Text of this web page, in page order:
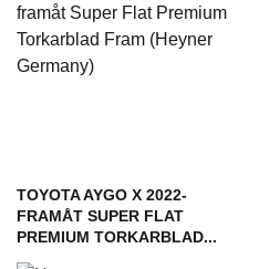
TOYOTA AYGO X 2022-
FRAMÅT SUPER FLAT
PREMIUM TORKARBLAD...